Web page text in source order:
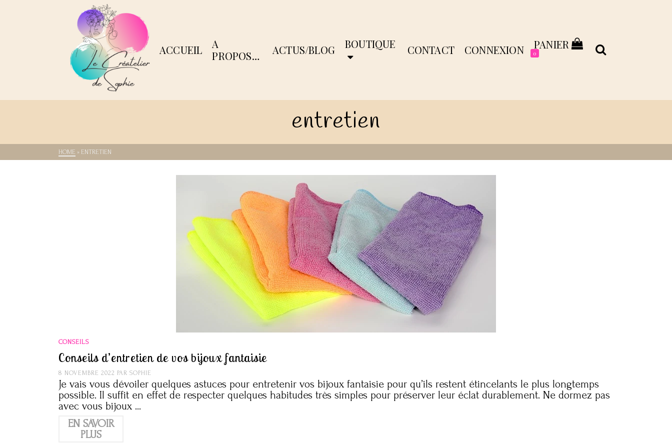
ACCUEIL
A
PROPOS…
ACTUS/BLOG BOUTIQUE CONTACT CONNEXION PANIER
0
entretien
HOME » ENTRETIEN
CONSEILS
Conseils d’entretien de vos bijoux fantaisie
8 NOVEMBRE 2022 PAR SOPHIE
Je vais vous dévoiler quelques astuces pour entretenir vos bijoux fantaisie pour qu’ils restent étincelants le plus longtemps
possible. Il suffit en effet de respecter quelques habitudes très simples pour préserver leur éclat durablement. Ne dormez pas
avec vous bijoux …
EN SAVOIR
PLUS